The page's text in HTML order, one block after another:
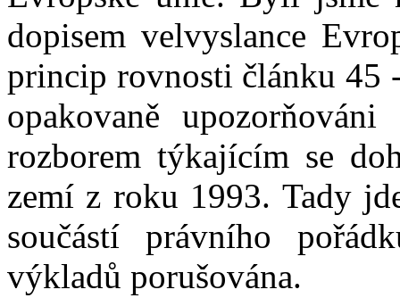
dopisem velvyslance
princip rovnosti článku 45
opakovaně
rozborem týkajícím se
zemí z roku 1993. Tady
součástí právního
výkladů porušována.